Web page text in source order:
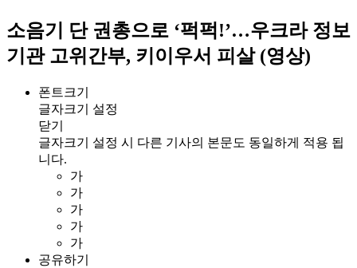
소음기 단 권총으로 ‘퍽퍽!’…우크라 정보
기관 고위간부, 키이우서 피살 (영상)
폰트크기
글자크기 설정
닫기
글자크기 설정 시 다른 기사의 본문도 동일하게 적용 됩
니다.
가
가
가
가
가
공유하기